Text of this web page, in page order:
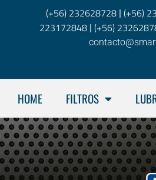
(+56) 232628728 |(+56)
223172848 |(+56)
HOME FILTROS